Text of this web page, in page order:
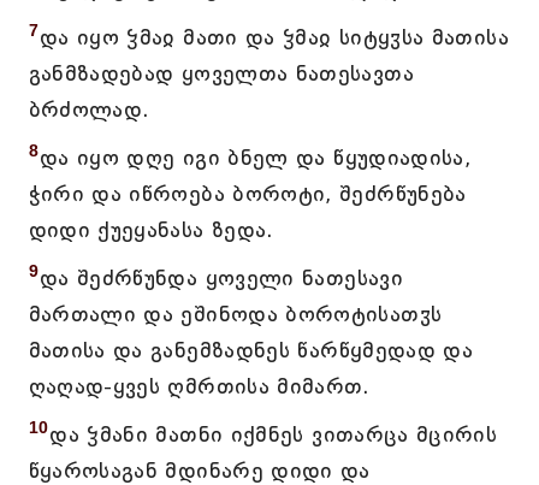
7და იყო ჴმაჲ მათი და ჴმაჲ სიტყჳსა მათისა
განმზადებად ყოველთა ნათესავთა
ბრძოლად.
8და იყო დღე იგი ბნელ და წყუდიადისა,
ჭირი და იწროება ბოროტი, შეძრწუნება
დიდი ქუეყანასა ზედა.
9და შეძრწუნდა ყოველი ნათესავი
მართალი და ეშინოდა ბოროტისათჳს
მათისა და განემზადნეს წარწყმედად და
ღაღად-ყვეს ღმრთისა მიმართ.
10და ჴმანი მათნი იქმნეს ვითარცა მცირის
წყაროსაგან მდინარე დიდი და